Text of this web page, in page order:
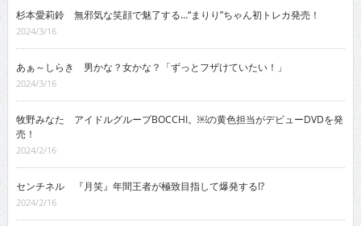
杉本愛莉鈴 無邪気な笑顔で魅了する…“まりり”ちゃん初トレカ発売！
2024/3/16
あぁ～しらき 男かな？女かな？「ずっとフザけていたい！」
2024/3/16
牧野みなた アイドルグループBOCCHI。￼の黄色担当がデビューDVDを発
売！
2024/2/16
センチネル 『月笑』年間王者が極致目指して爆発する!?
2024/2/16